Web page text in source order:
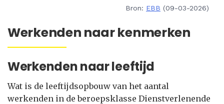
Bron: EBB (09-03-2026)
Werkenden naar kenmerken
Werkenden naar leeftijd
Wat is de leeftijdsopbouw van het aantal
werkenden in de beroepsklasse Dienstverlenende